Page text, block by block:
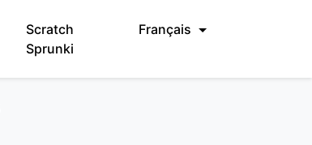
Scratch
Sprunki
Français